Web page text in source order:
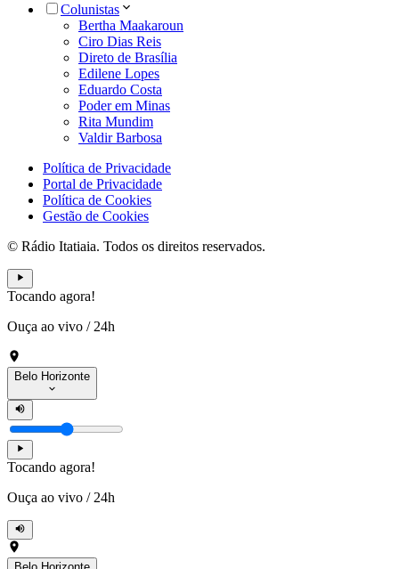
Colunistas
Bertha Maakaroun
Ciro Dias Reis
Direto de Brasília
Edilene Lopes
Eduardo Costa
Poder em Minas
Rita Mundim
Valdir Barbosa
Política de Privacidade
Portal de Privacidade
Política de Cookies
Gestão de Cookies
© Rádio Itatiaia. Todos os direitos reservados.
Tocando agora!
Ouça ao vivo / 24h
Belo Horizonte
Tocando agora!
Ouça ao vivo / 24h